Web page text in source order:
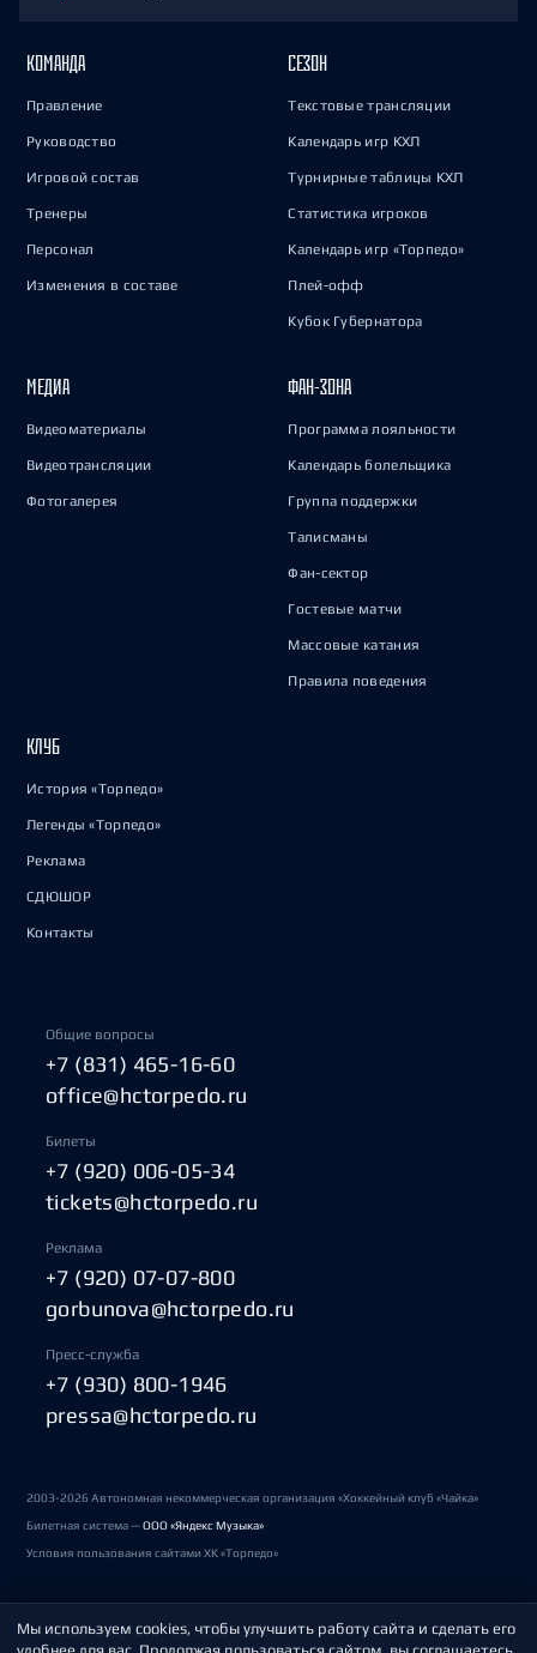
КОМАНДА
Правление
Руководство
Игровой состав
Тренеры
Персонал
Изменения в составе
СЕЗОН
Текстовые трансляции
Календарь игр КХЛ
Турнирные таблицы КХЛ
Статистика игроков
Календарь игр «Торпедо»
Плей-офф
Кубок Губернатора
МЕДИА
Видеоматериалы
Видеотрансляции
Фотогалерея
ФАН-ЗОНА
Программа лояльности
Календарь болельщика
Группа поддержки
Талисманы
Фан-сектор
Гостевые матчи
Массовые катания
Правила поведения
КЛУБ
История «Торпедо»
Легенды «Торпедо»
Реклама
СДЮШОР
Контакты
Общие вопросы
+7 (831) 465-16-60
office@hctorpedo.ru
Билеты
+7 (920) 006-05-34
tickets@hctorpedo.ru
Реклама
+7 (920) 07-07-800
gorbunova@hctorpedo.ru
Пресс-служба
+7 (930) 800-1946
pressa@hctorpedo.ru
2003-2026 Автономная некоммерческая организация «Хоккейный клуб «Чайка»
Билетная система —ООО «Яндекс Музыка»
Условия пользования сайтами ХК «Торпедо»
Политика обработки персональных данных
Мы используем cookies, чтобы улучшить работу сайта и сделать его